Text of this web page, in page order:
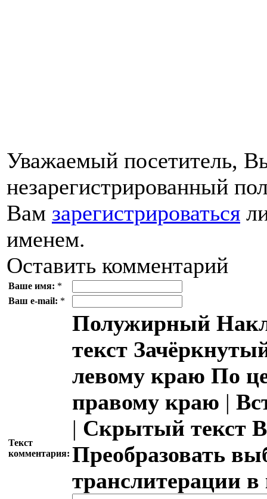
Уважаемый посетитель,
незарегистрированный
Вам зарегистрироваться
именем.
Оставить комментарий
Ваше имя: *
Ваш e-mail: *
Текст
комментария:
Полужирный
текст
левому краю По
правому краю |
| Скрытый текст
Преобразовать
транслитерации